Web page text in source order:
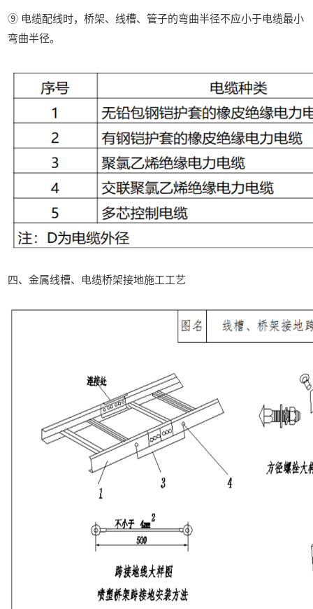
⑨ 电缆配线时，桥架、线槽、管子的弯曲半径不应小于电缆最小
弯曲半径。
四、金属线槽、电缆桥架接地施工工艺